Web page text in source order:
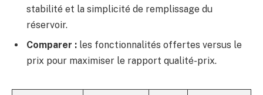
stabilité et la simplicité de remplissage du
réservoir.
Comparer : les fonctionnalités offertes versus le
prix pour maximiser le rapport qualité-prix.